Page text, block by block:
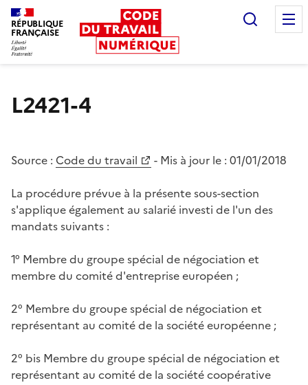
RÉPUBLIQUE
FRANÇAISE
L2421-4
Source : Code du travail - Mis à jour le : 01/01/2018
La procédure prévue à la présente sous-section
s'applique également au salarié investi de l'un des
mandats suivants :
1° Membre du groupe spécial de négociation et
membre du comité d'entreprise européen ;
2° Membre du groupe spécial de négociation et
représentant au comité de la société européenne ;
2° bis Membre du groupe spécial de négociation et
représentant au comité de la société coopérative